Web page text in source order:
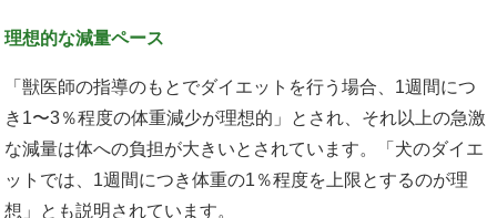
理想的な減量ペース
「獣医師の指導のもとでダイエットを行う場合、1週間につ
き1〜3％程度の体重減少が理想的」とされ、それ以上の急激
な減量は体への負担が大きいとされています。「犬のダイエ
ットでは、1週間につき体重の1％程度を上限とするのが理
想」とも説明されています。